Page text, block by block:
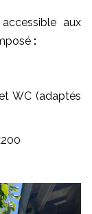
aux
:
WC (adaptés